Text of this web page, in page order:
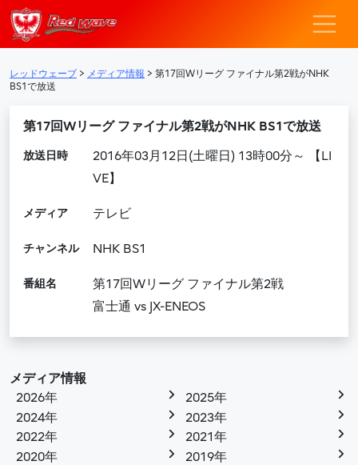
メインナビゲーション
レッドウェー
レッドウェーブ > メディア情報 > 第17回Wリーグ ファイナル第2戦がNHK
BS1で放送
第17回Wリーグ ファイナル第2戦がNHK BS1で放送
放送日時
2016年03月12日(土曜日) 13時00分～ 【LI
VE】
メディア テレビ
チャンネル NHK BS1
番組名
第17回Wリーグ ファイナル第2戦
富士通 vs JX-ENEOS
メディア情報
2026年
2025年
2024年
2023年
2022年
2021年
2020年
2019年